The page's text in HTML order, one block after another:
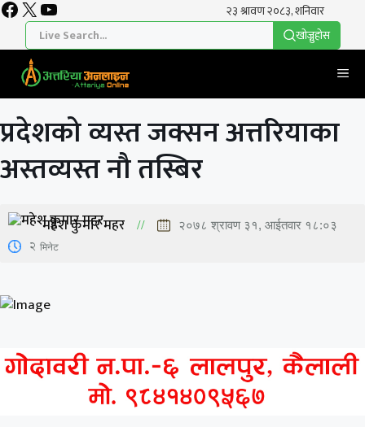
Skip
content
Facebook
X YouTube
खाेज्नुहाेस
प्रदेशको व्यस्त जक्सन अत्तरियाका
अस्तव्यस्त नौ तस्बिर
महेश कुमार महर २०७८ श्रावण ३१, आईतवार १८:०३
2 मिनेट